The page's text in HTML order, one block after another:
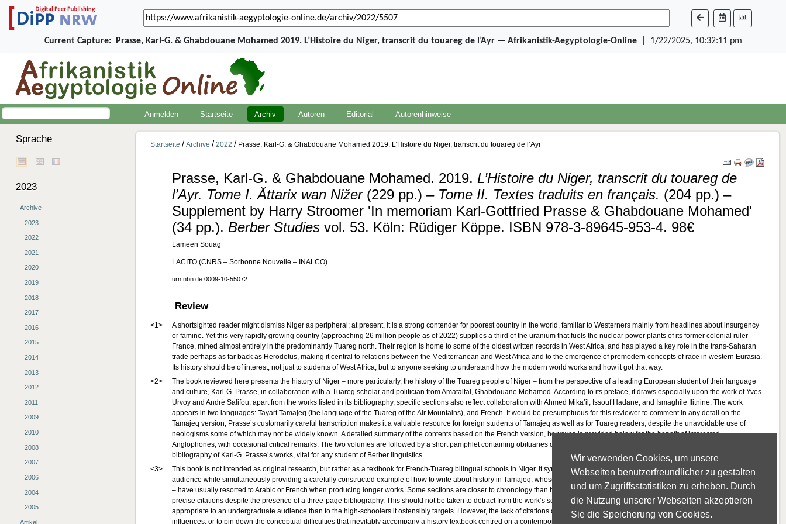
Current Capture: Prasse, Karl-G. & Ghabdouane Mohamed 2019. L’Histoire du Niger, transcrit du touareg de l’Ayr — Afrikanistik-Aegyptologie-Online 1/22/2025, 10:32:11 pm